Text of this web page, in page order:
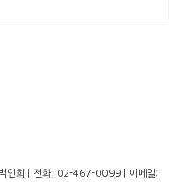
백인희 | 전화: 02-467-0099 | 이메일: